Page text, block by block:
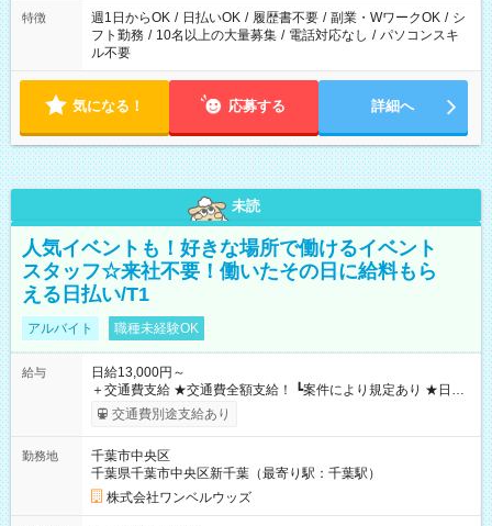
ください！
特徴 週1日からOK / 日払いOK / 履歴書不要 / 副業・WワークOK / シ
フト勤務 / 10名以上の大量募集 / 電話対応なし / パソコンスキ
ル不要
気になる！ 応募する 詳細へ
未読
人気イベントも！好きな場所で働けるイベント
スタッフ☆来社不要！働いたその日に給料もら
える日払い/T1
アルバイト 職種未経験OK
給与
日給13,000円～
＋交通費支給 ★交通費全額支給！ ┗案件により規定あり ★日払
いOK！（規定あり） ┗働いたその日に現金GET♪ お仕事後はコ
ンビニATMから 日払い分を引き落とせます！ 【試用期間】試
交通費別途支給あり
勤務地
千葉市中央区
千葉県千葉市中央区新千葉（最寄り駅：千葉駅）
株式会社ワンベルウッズ